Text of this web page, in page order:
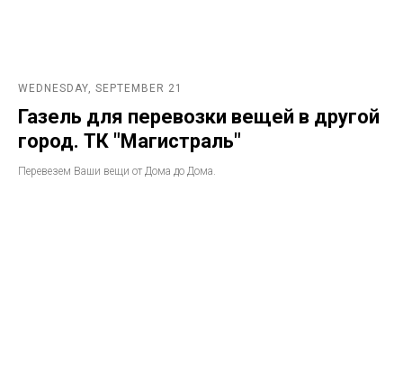
WEDNESDAY, SEPTEMBER 21
Газель для перевозки вещей в другой
город. ТК "Магистраль"
Перевезем Ваши вещи от Дома до Дома.